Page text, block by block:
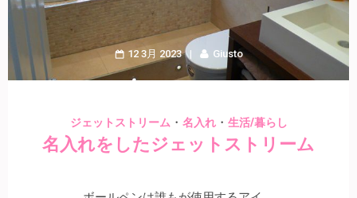
12 3月 2023 Giusto
ジェットストリーム・ 名入れ・ 生活/暮らし
名入れをしたジェットストリーム